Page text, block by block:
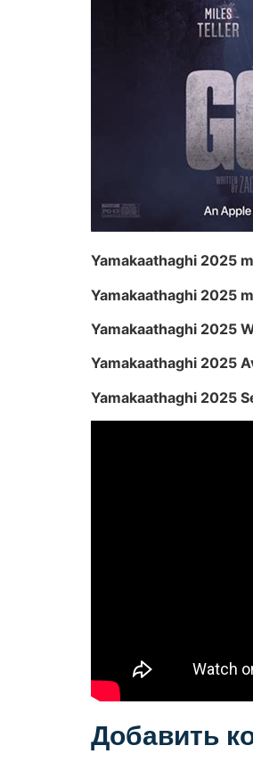
Yamakaathaghi 2025
Yamakaathaghi 2025
Yamakaathaghi 2025
Yamakaathaghi 2025
Yamakaathaghi 2025
Добавить